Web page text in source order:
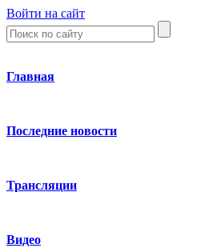
Войти на сайт
Главная
Последние новости
Трансляции
Видео